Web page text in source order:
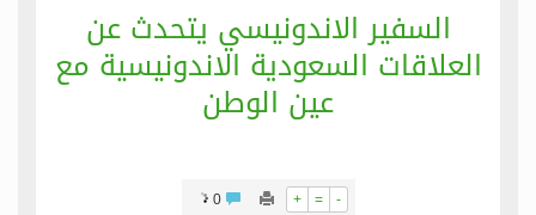
السفير الاندونيسي يتحدث عن
العلاقات السعودية الاندونيسية مع
عين الوطن
+ = -
0